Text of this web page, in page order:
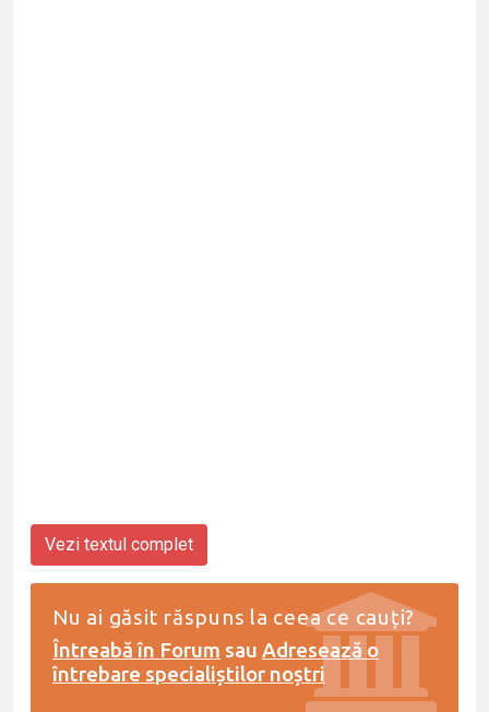
Vezi textul complet
Nu ai găsit răspuns la ceea ce cauți?
Întreabă în Forum sau Adresează o
întrebare specialiștilor noștri